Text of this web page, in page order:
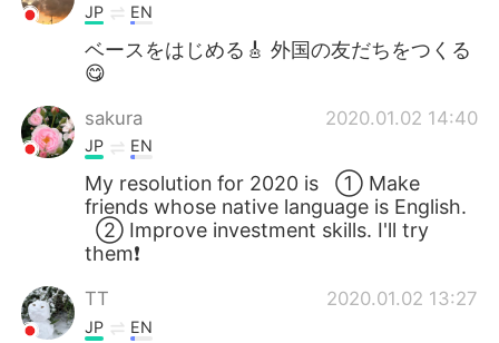
JP EN
ベースをはじめる🎸 外国の友だちをつくる
😋
sakura 2020.01.02 14:40
JP EN
My resolution for 2020 is ① Make
friends whose native language is English.
② Improve investment skills. I'll try
them❗️
TT 2020.01.02 13:27
JP EN